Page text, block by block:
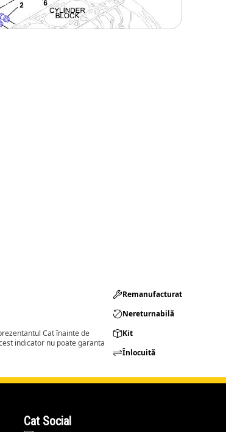
Cat înainte de
indicator nu poate garanta
Remanufacturat​
Nereturnabilă
Kit
Înlocuită
Cat Social